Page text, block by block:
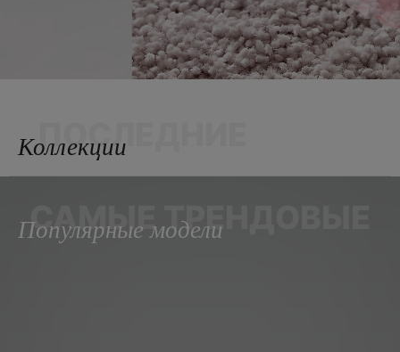
ПОСЛЕДНИЕ
Коллекции
САМЫЕ ТРЕНДОВЫЕ
Популярные модели